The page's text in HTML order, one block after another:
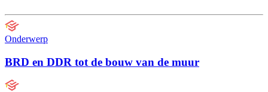
Onderwerp
BRD en DDR tot de bouw van de muur